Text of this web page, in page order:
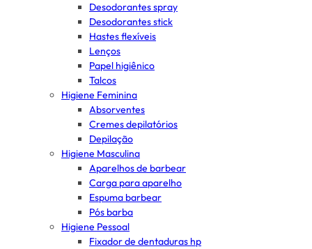
Desodorantes spray
Desodorantes stick
Hastes flexíveis
Lenços
Papel higiênico
Talcos
Higiene Feminina
Absorventes
Cremes depilatórios
Depilação
Higiene Masculina
Aparelhos de barbear
Carga para aparelho
Espuma barbear
Pós barba
Higiene Pessoal
Fixador de dentaduras hp